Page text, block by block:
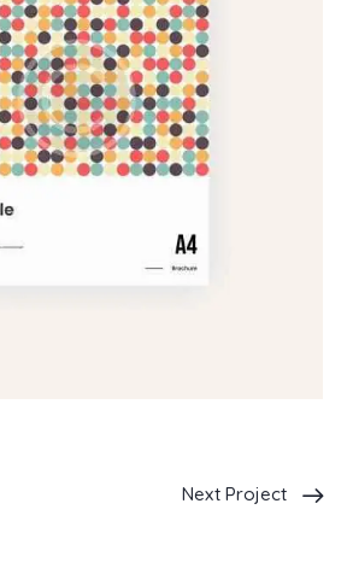
Next Project